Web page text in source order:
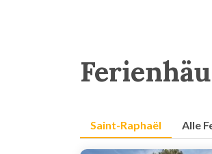
Saint-Raphaël Alle